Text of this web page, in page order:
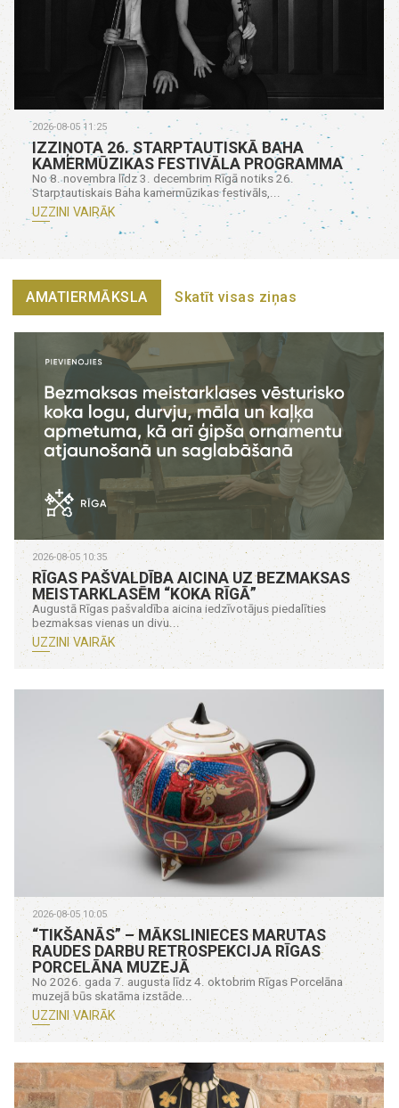
2026-08-05 11:25
IZZIŅOTA 26. STARPTAUTISKĀ BAHA
KAMERMŪZIKAS FESTIVĀLA PROGRAMMA
No 8. novembra līdz 3. decembrim Rīgā notiks 26.
Starptautiskais Baha kamermūzikas festivāls,...
UZZINI VAIRĀK
AMATIERMĀKSLA Skatīt visas ziņas
2026-08-05 10:35
RĪGAS PAŠVALDĪBA AICINA UZ BEZMAKSAS
MEISTARKLASĒM “KOKA RĪGĀ”
Augustā Rīgas pašvaldība aicina iedzīvotājus piedalīties
bezmaksas vienas un divu...
UZZINI VAIRĀK
2026-08-05 10:05
“TIKŠANĀS” – MĀKSLINIECES MARUTAS
RAUDES DARBU RETROSPEKCIJA RĪGAS
PORCELĀNA MUZEJĀ
No 2026. gada 7. augusta līdz 4. oktobrim Rīgas Porcelāna
muzejā būs skatāma izstāde...
UZZINI VAIRĀK